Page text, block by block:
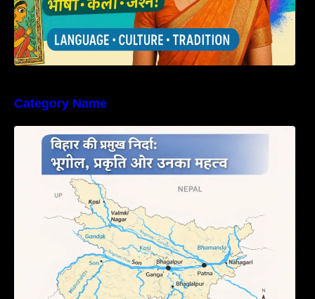
Category Name
बिहार की नदियों का विस्तृत अध्ययन | Geography of
Rivers in Bihar